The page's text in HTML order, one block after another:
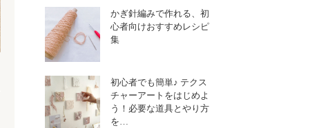
かぎ針編みで作れる、初
心者向けおすすめレシピ
集
初心者でも簡単♪ テクス
チャーアートをはじめよ
う！必要な道具とやり方
を…